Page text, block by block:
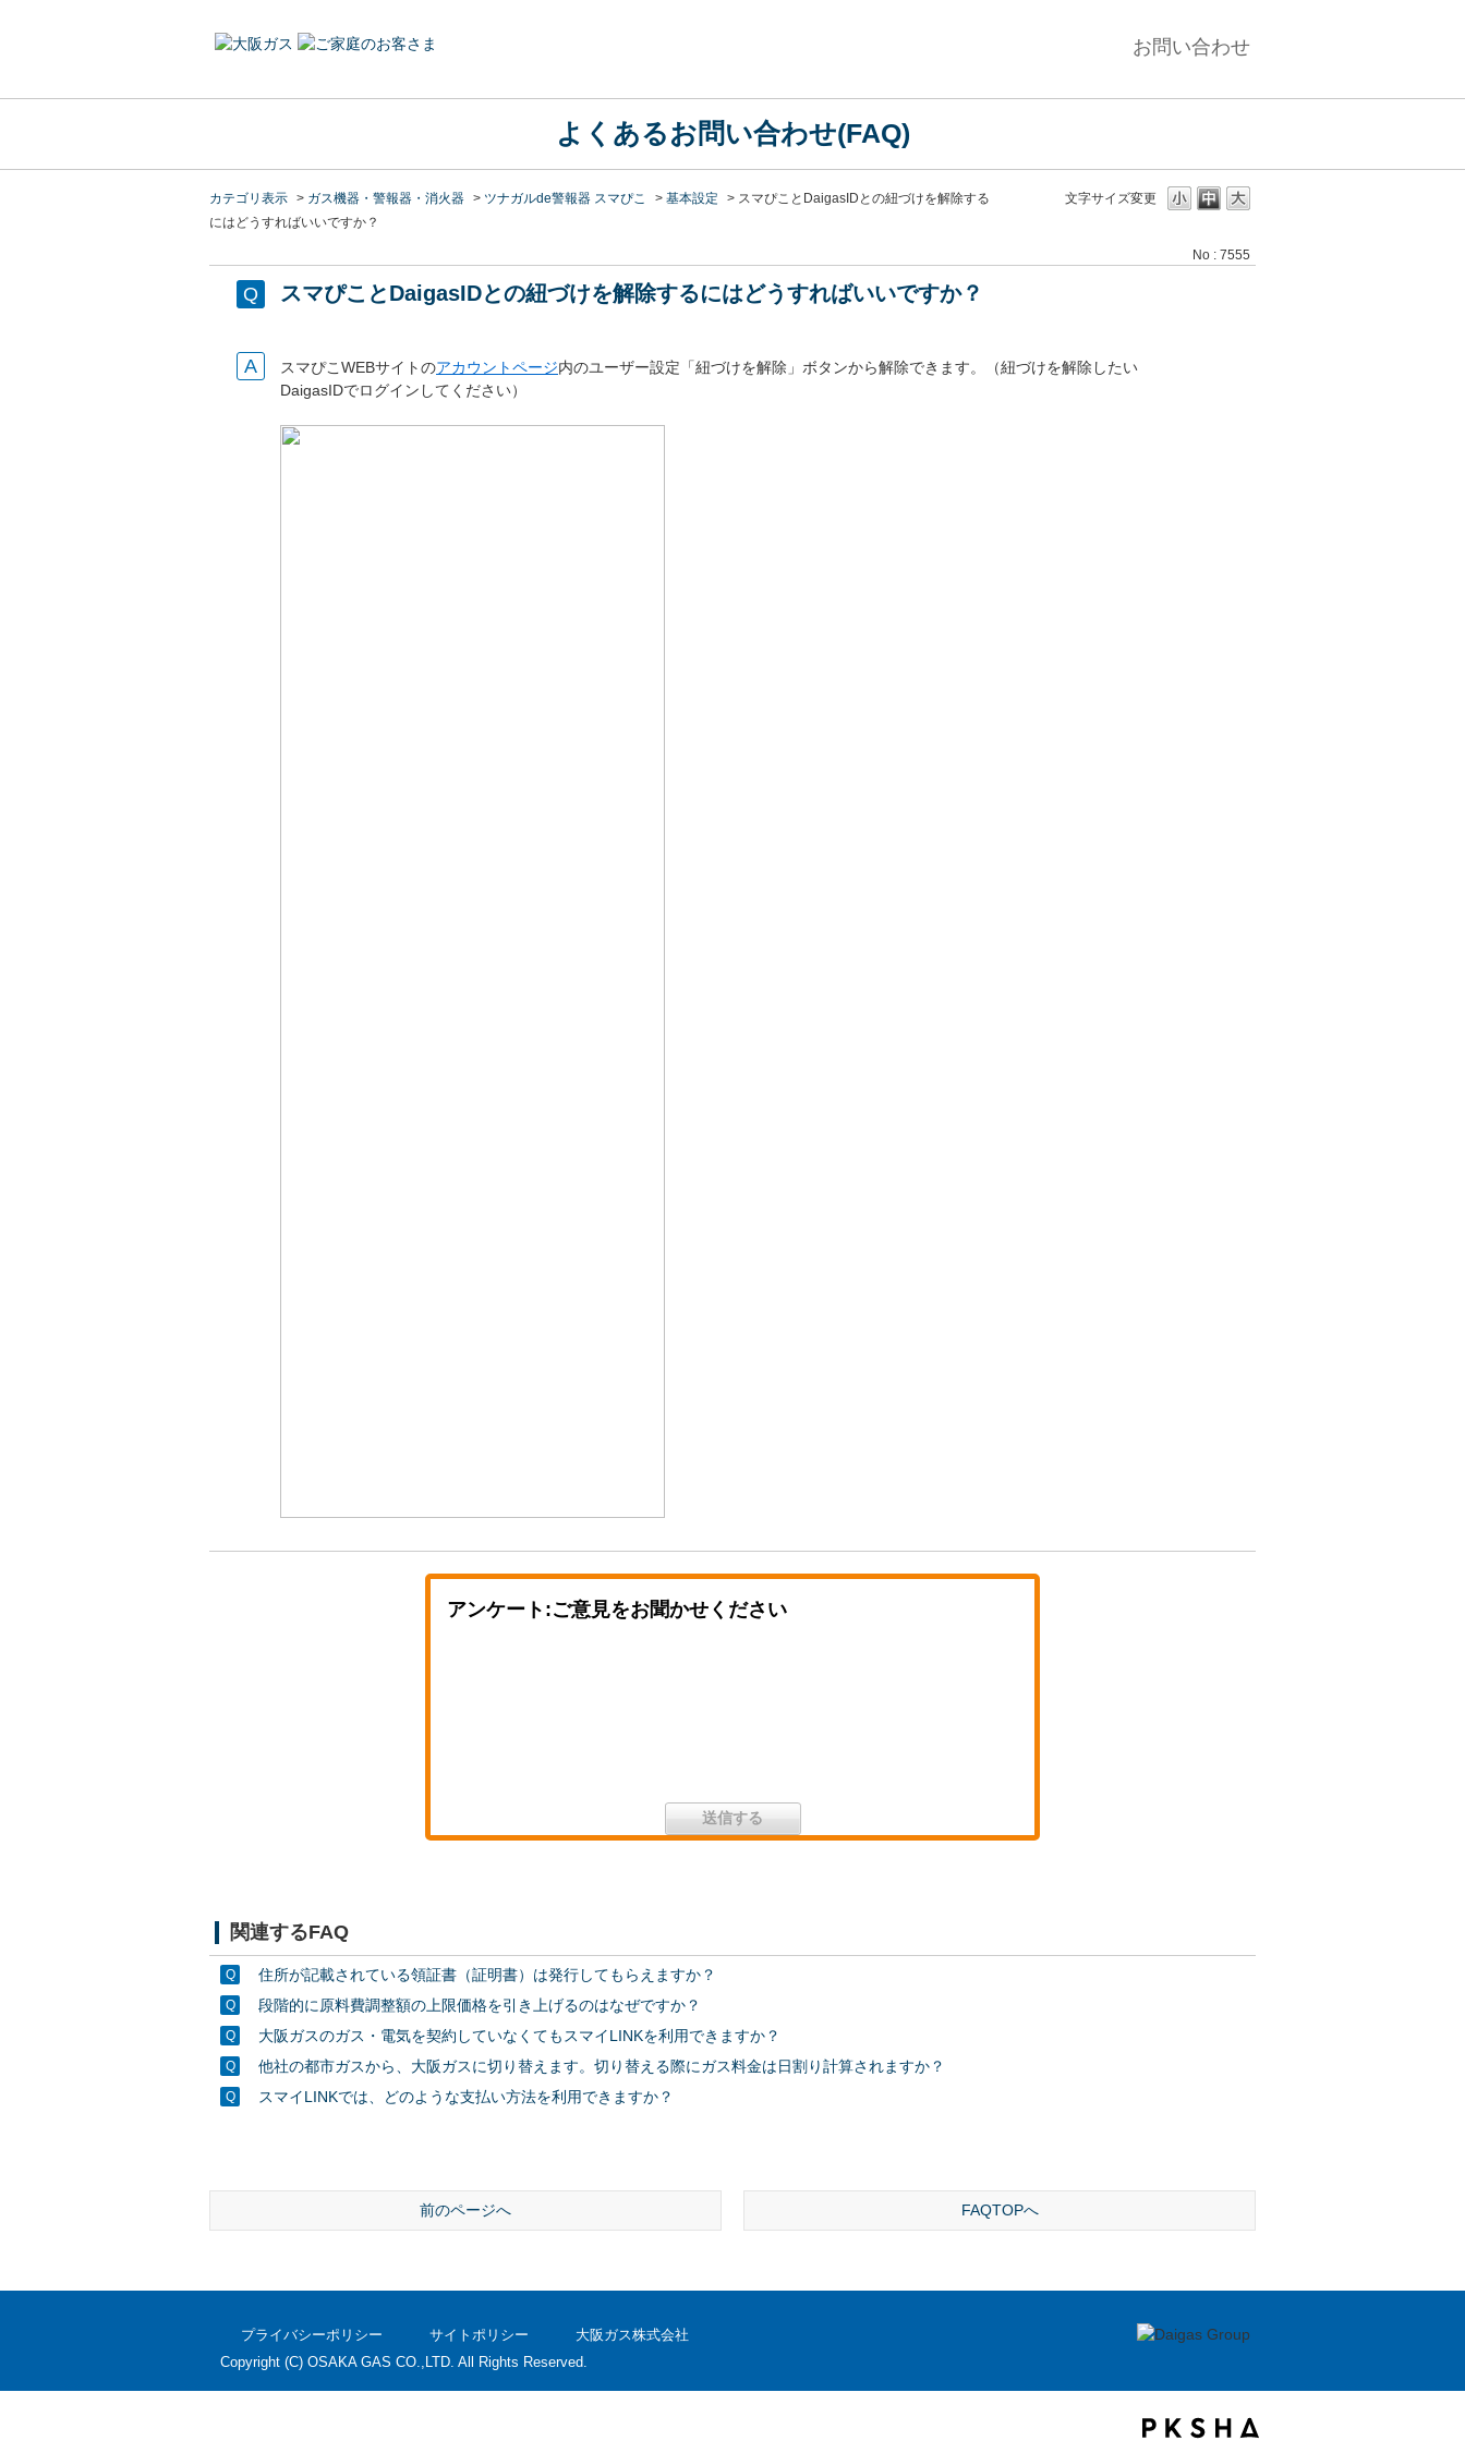
お問い合わせ
よくあるお問い合わせ(FAQ)
文字サイズ変更
カテゴリ表示 > ガス機器・警報器・消火器 > ツナガルde警報器 スマぴこ > 基本設定 > スマぴことDaigasIDとの紐づけを解除する
にはどうすればいいですか？
No : 7555
スマぴことDaigasIDとの紐づけを解除するにはどうすればいいですか？
スマぴこWEBサイトのアカウントページ内のユーザー設定「紐づけを解除」ボタンから解除できます。（紐づけを解除したい
DaigasIDでログインしてください）
アンケート:ご意見をお聞かせください
関連するFAQ
住所が記載されている領証書（証明書）は発行してもらえますか？
段階的に原料費調整額の上限価格を引き上げるのはなぜですか？
大阪ガスのガス・電気を契約していなくてもスマイLINKを利用できますか？
他社の都市ガスから、大阪ガスに切り替えます。切り替える際にガス料金は日割り計算されますか？
スマイLINKでは、どのような支払い方法を利用できますか？
前のページへ FAQTOPへ
プライバシーポリシー サイトポリシー
大阪ガス株式会社
Copyright (C) OSAKA GAS CO.,LTD. All Rights Reserved.